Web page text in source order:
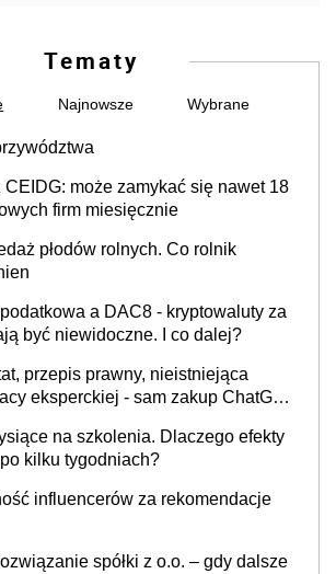
Tematy
Najnowsze Wybrane
CEIDG: może zamykać się nawet 18
firm miesięcznie
płodów rolnych. Co rolnik
a DAC8 - kryptowaluty za
być niewidoczne. I co dalej?
przepis prawny, nieistniejąca
eksperckiej - sam zakup ChatGPT
na szkolenia. Dlaczego efekty
kilku tygodniach?
influencerów za rekomendacje
spółki z o.o. – gdy dalsze